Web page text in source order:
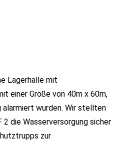
Lagerhalle mit
einer Größe von 40m x 60m,
alarmiert wurden. Wir stellten
die Wasserversorgung sicher
zur